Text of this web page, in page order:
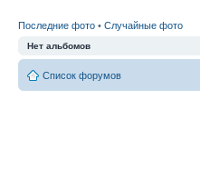
Последние фото • Случайные фото
Нет альбомов
Список форумов